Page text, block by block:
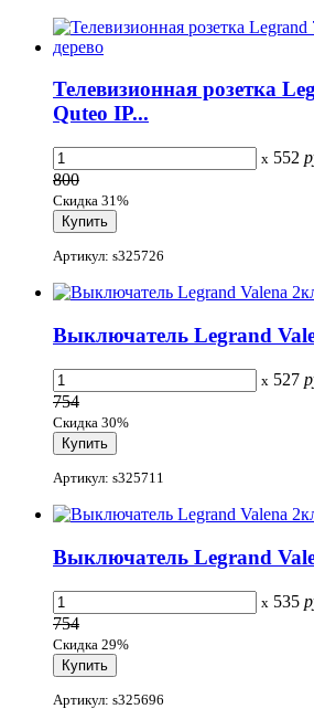
Телевизионная розетка
Quteo IP...
x 552
800
Скидка 31%
Артикул: s325726
Выключатель Legrand
x 527
754
Скидка 30%
Артикул: s325711
Выключатель Legrand
x 535
754
Скидка 29%
Артикул: s325696